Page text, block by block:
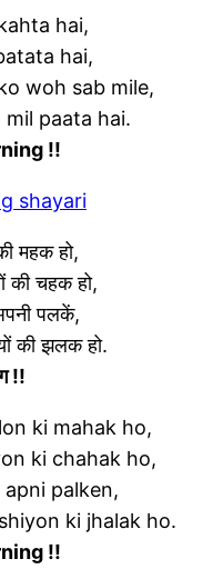
hai,
hai,
woh sab mile,
paata hai.
!!
महक हो,
की चहक हो,
पलकें,
की झलक हो.
!!
ki mahak ho,
ki chahak ho,
palken,
ki jhalak ho.
!!